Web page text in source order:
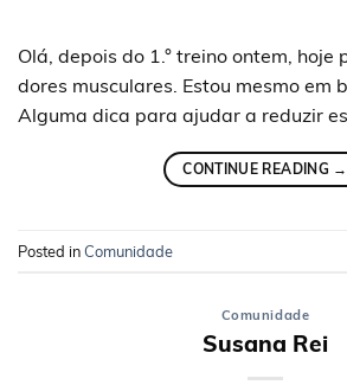
Olá, depois do 1.° treino ontem, hoje
dores musculares. Estou mesmo em
Alguma dica para ajudar a reduzir
CONTINUE READING →
Posted inComunidade
Comunidade
Susana Rei